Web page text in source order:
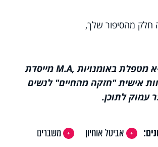
חלק מהסיפור שלך,
מטפלת באומנויותM.A, מייסדת
אישית "חזקה מהחיים" לנשים
עמוק לתוכן.
אביטל אוחיון
משברים